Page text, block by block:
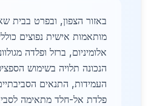
באזור הצפון, ובפרט בבית
מותאמות אישית נפוצים
אלומיניום, ברזל ופלדה
הנכונה תלויה בשימוש
העמידות, התנאים
פלדת אל-חלד מתאימה